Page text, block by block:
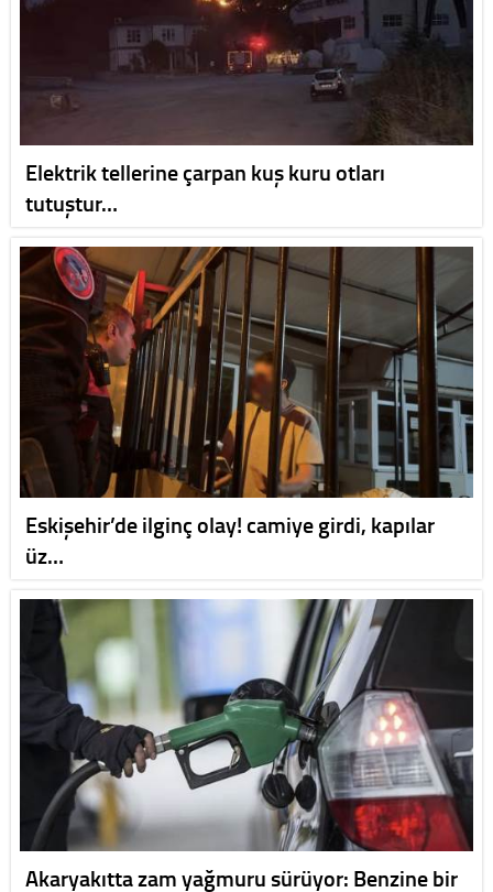
Elektrik tellerine çarpan kuş kuru otları
tutuştur…
Eskişehir’de ilginç olay! camiye girdi, kapılar
üz…
Akaryakıtta zam yağmuru sürüyor: Benzine bir